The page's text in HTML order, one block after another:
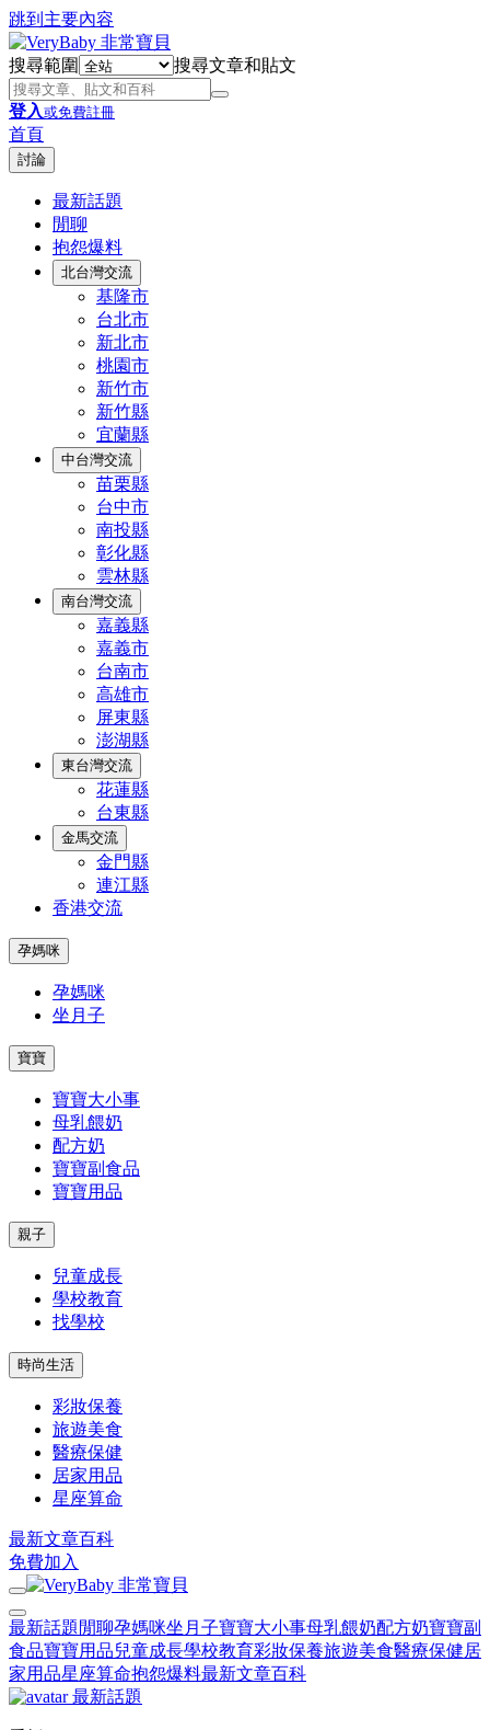
跳到主要內容
搜尋範圍 搜尋文章和貼文
登入或免費註冊
首頁
討論
最新話題
閒聊
抱怨爆料
北台灣交流
基隆市
台北市
新北市
桃園市
新竹市
新竹縣
宜蘭縣
中台灣交流
苗栗縣
台中市
南投縣
彰化縣
雲林縣
南台灣交流
嘉義縣
嘉義市
台南市
高雄市
屏東縣
澎湖縣
東台灣交流
花蓮縣
台東縣
金馬交流
金門縣
連江縣
香港交流
孕媽咪
孕媽咪
坐月子
寶寶
寶寶大小事
母乳餵奶
配方奶
寶寶副食品
寶寶用品
親子
兒童成長
學校教育
找學校
時尚生活
彩妝保養
旅遊美食
醫療保健
居家用品
星座算命
最新文章百科
免費加入
最新話題 閒聊孕媽咪坐月子寶寶大小事母乳餵奶配方奶寶寶副
食品寶寶用品兒童成長學校教育彩妝保養旅遊美食醫療保健居
家用品星座算命抱怨爆料最新文章百科
最新話題